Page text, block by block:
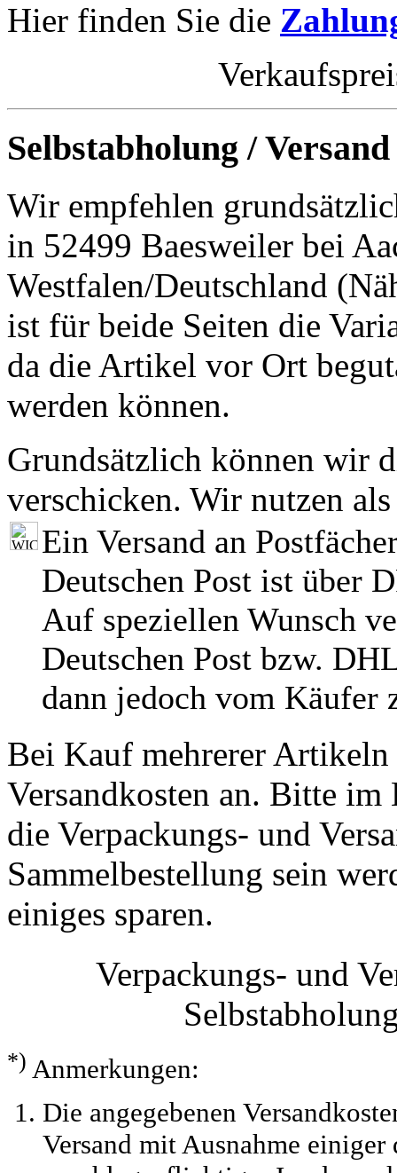
Hier finden Sie die
Selbstabholung / Versand
Wir empfehlen
in 52499 Baesweiler bei
Westfalen/Deutschland
ist für beide Seiten die
da die Artikel vor Ort
werden können.
Grundsätzlich können wir
verschicken. Wir nutzen
Ein Versand an
Deutschen Post ist über
Auf speziellen Wunsch
Deutschen Post bzw.
dann jedoch vom Käufer
Bei Kauf mehrerer
Versandkosten an. Bitte
die Verpackungs- und
Sammelbestellung sein
einiges sparen.
Verpackungs- und
*) Anmerkungen:
Die angegebenen
Versand mit Ausnahme